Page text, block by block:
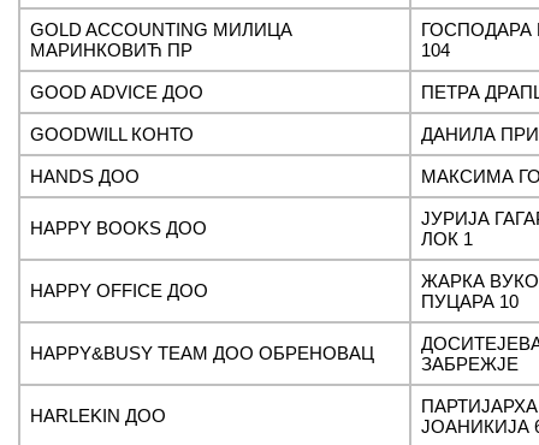
GOLD ACCOUNTING МИЛИЦА
МАРИНКОВИЋ ПР
ГОСПОДАРА
104
GOOD ADVICE ДОО ПЕТРА
GOODWILL КОНТО ДАНИЛА
HANDS ДОО МАКСИМА
HAPPY BOOKS ДОО
ЈУРИЈА
ЛОК 1
HAPPY OFFICE ДОО
ЖАРКА
ПУЦАРА 10
HAPPY&BUSY TEAM ДОО ОБРЕНОВАЦ
ЗАБРЕЖЈЕ
HARLEKIN ДОО
ПАРТИЈАРХА
ЈОАНИКИЈА